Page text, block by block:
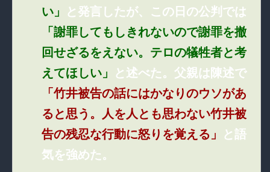
い」
と発言したが、この日の公判では
「謝罪してもしきれないので謝罪を撤
回せざるをえない。テロの犠牲者と考
えてほしい」
と述べた。父親は陳述で
「竹井被告の話にはかなりのウソがあ
ると思う。人を人とも思わない竹井被
告の残忍な行動に怒りを覚える」
と語
気を強めた。